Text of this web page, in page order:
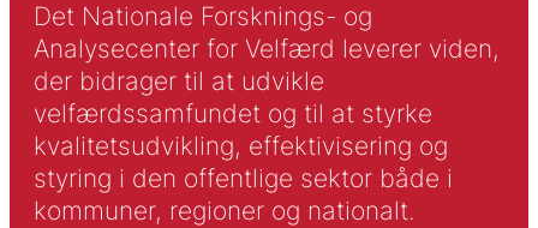
Det Nationale Forsknings- og
Analysecenter for Velfærd leverer viden,
der bidrager til at udvikle
velfærdssamfundet og til at styrke
kvalitetsudvikling, effektivisering og
styring i den offentlige sektor både i
kommuner, regioner og nationalt.